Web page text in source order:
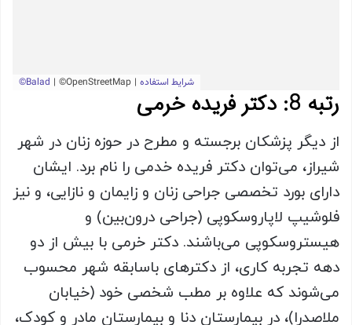
رتبه 8: دکتر فریده خرمی
از دیگر پزشکان برجسته و مطرح در حوزه زنان در شهر
شیراز، می‌توان دکتر فریده خدمی را نام برد. ایشان
دارای بورد تخصصی جراحی زنان و زایمان و نازایی، و نیز
فلوشیپ لاپاروسکوپی (جراحی درون‌بین) و
هیستروسکوپی می‌باشند. دکتر خرمی با بیش از دو
دهه تجربه کاری، از دکترهای باسابقه شهر محسوب
می‌شوند که علاوه بر مطب شخصی خود (خیابان
ملاصدرا)، در بیمارستان دنا و بیمارستان مادر و کودک،